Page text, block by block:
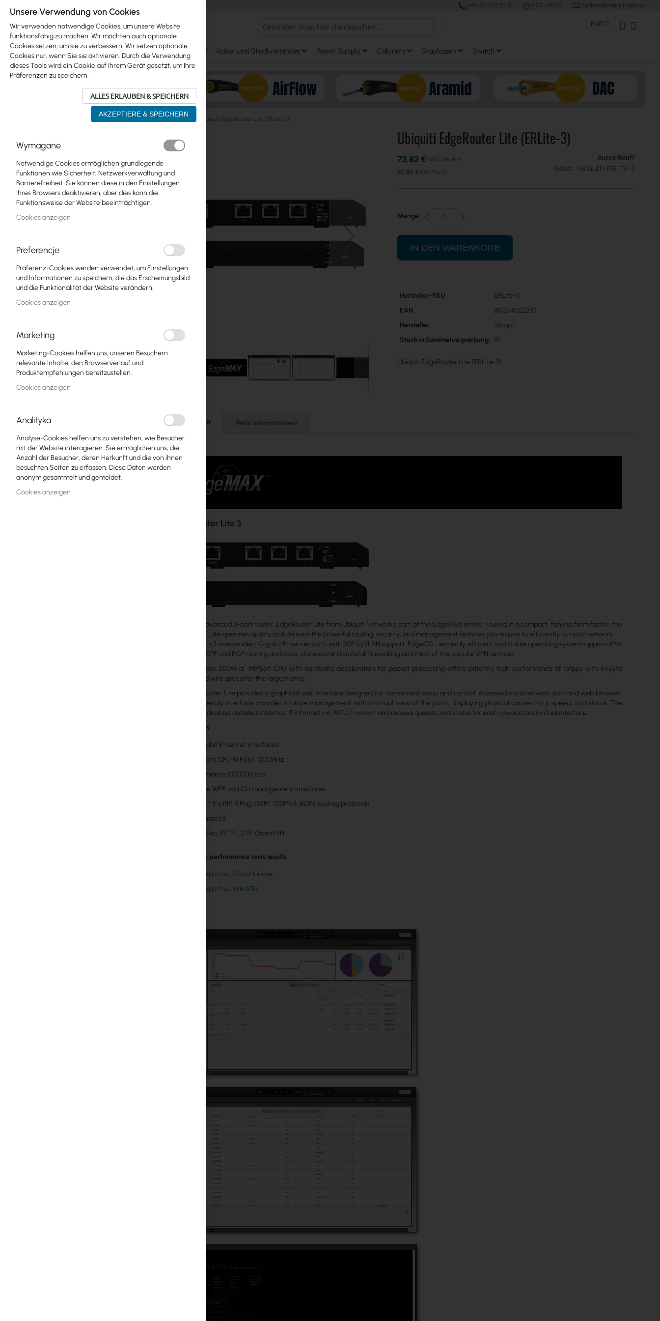
+48 32 302 29 10 9.00 -17.00 orders@interprojekt.pl
Währung
EUR Mein Konto
Ubiquiti Mikrotik WiFi & SOHO Antennas Kabel und Steckverbinder Power Supply Cabinets Glasfasern Switch
ISP Wireless Ubiquiti EdgeRouter Lite (ERLite-3)
Skip
product
list
Ubiquiti
Mikrotik
WiFi & SOHO
Antennas
Switch
Zugangspunkte
Koaxialkabel
Power Supply
GPON
LAN-Kabel
LAN-Router
MikroTik-Lizenzen
Überwachung, Smart Home IoT
Outdoor-WiFi-Geräte
Ende
Bildgalerie
springen
der
springen
Ubiquiti EdgeRouter Lite (ERLite-3)
90,80 €
73,82 €
Ausverkauft
SKU
UBIQUITI-ERLITE-3
Menge
IN DEN WARENKORB
Mehr
Hersteller-SKU
ERLite-3
EAN
810354022210
Hersteller
Ubiquiti
Stück in Sammelverpackung
10
Ubiquiti EdgeRouter Lite (ERLite-3)
Einzelheiten Mehr Informationen
EdgeRouter Lite 3
EdgeMax advanced 3-port router. EdgeRouter Lite from Ubiquiti Networks, part of the EdgeMAX series. Housed in a compact, fanless form factor, the
EdgeRouter Lite operates quietly as it delivers the powerful routing, security, and management features you require to efficiently run your network.
Equiped with 3 independent Gigabit Ethernet ports with 802.1q VLAN support. EdgeOS - extremly efficient and stable operating system supports IPv6
protocol, OSPF and BGP routing protocols, stateless and statefull firewalling and most of the popular VPN services.
The dual-core 500MHz, MIPS64 CPU with hardware acceleration for packet processing offers extremly high performance of 1Mpps with 64Byte
packets and wire speed for the largest ones.
The EdgeRouter Lite provides a graphical user interface designed for convenient setup and control. Accessed via a network port and web browser,
the user-friendly interface provides intuitive management with a virtual view of the ports, displaying physical connectivity, speed, and status. The
Dashboard displays detailed statistics: IP information, MTU, transmit and receive speeds, and status for each physical and virtual interface.
Key features
3x Gigabit Ethernet interfaces
Dual-core CPU MIPS64, 500MHz
Performance 1000000 pps
Intuitive WEB and CLI management interfaces
Support fro RIP, RIPng, OSPF, OSPFv3, BGP4 routing protocols
IPv6 enabled
VPN IPSec, PPTP, L2TP, OpenVPN
Tolly Group perfromance tests results
Tolly report vs. Cisco/Juniper
Tolly report vs. MikroTik
Unsere Verwendung von Cookies
Wir verwenden notwendige Cookies, um unsere Website
funktionsfähig zu machen. Wir möchten auch optionale
Cookies setzen, um sie zu verbessern. Wir setzen optionale
Cookies nur, wenn Sie sie aktivieren. Durch die Verwendung
dieses Tools wird ein Cookie auf Ihrem Gerät gesetzt, um Ihre
Präferenzen zu speichern.
ALLES ERLAUBEN & SPEICHERN
AKZEPTIERE & SPEICHERN
Wymagane
Notwendige Cookies ermöglichen grundlegende
Funktionen wie Sicherheit, Netzwerkverwaltung und
Barrierefreiheit. Sie können diese in den Einstellungen
Ihres Browsers deaktivieren, aber dies kann die
Funktionsweise der Website beeinträchtigen.
Cookies anzeigen
Preferencje
Präferenz-Cookies werden verwendet, um Einstellungen
und Informationen zu speichern, die das Erscheinungsbild
und die Funktionalität der Website verändern.
Cookies anzeigen
Marketing
Marketing-Cookies helfen uns, unseren Besuchern
relevante Inhalte, den Browserverlauf und
Produktempfehlungen bereitzustellen.
Cookies anzeigen
Analityka
Analyse-Cookies helfen uns zu verstehen, wie Besucher
mit der Website interagieren. Sie ermöglichen uns, die
Anzahl der Besucher, deren Herkunft und die von ihnen
besuchten Seiten zu erfassen. Diese Daten werden
anonym gesammelt und gemeldet.
Cookies anzeigen